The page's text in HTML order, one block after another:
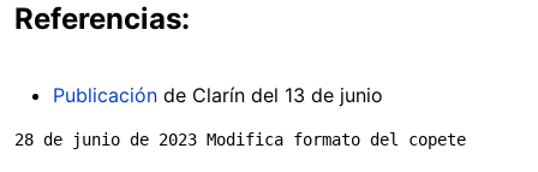
Referencias:
Publicación de Clarín del 13 de junio
28 de junio de 2023 Modifica formato del copete